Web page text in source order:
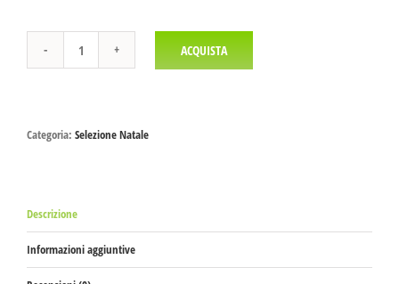
Confezione
ENOGASTRONOMICA
ACQUISTA
Categoria: Selezione Natale
Descrizione
Informazioni aggiuntive